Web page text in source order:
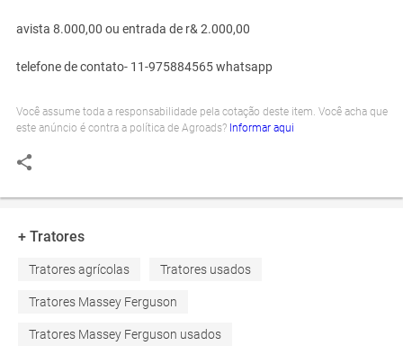
avista 8.000,00 ou entrada de r& 2.000,00
telefone de contato- 11-975884565 whatsapp
Você assume toda a responsabilidade pela cotação deste item. Você acha que
este anúncio é contra a política de Agroads? Informar aqui
+ Tratores
Tratores agrícolas Tratores usados
Tratores Massey Ferguson
Tratores Massey Ferguson usados